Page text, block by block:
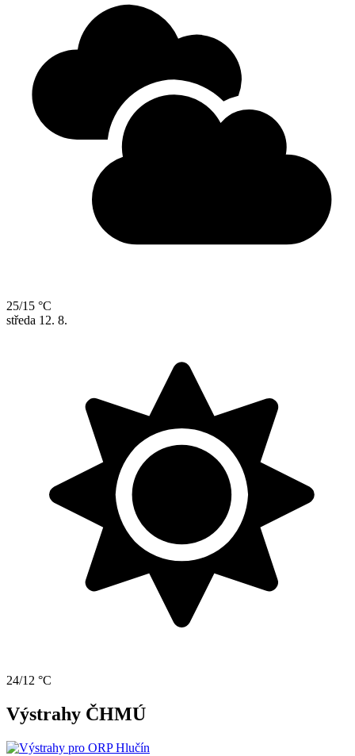
25/15 °C
středa 12. 8.
24/12 °C
Výstrahy ČHMÚ